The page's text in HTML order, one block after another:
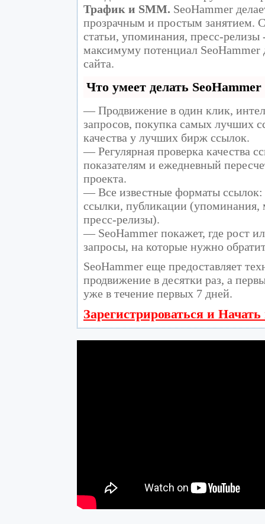
Трафик и SMM. SeoHammer
прозрачным и простым занятием.
статьи, упоминания, пресс-релизы
максимуму потенциал SeoHammer
сайта.
Что умеет делать SeoHammer
— Продвижение в один клик,
запросов, покупка самых лучших
качества у лучших бирж ссылок.
— Регулярная проверка качества
показателям и ежедневный
проекта.
— Все известные форматы ссылок:
ссылки, публикации (упоминания,
пресс-релизы).
— SeoHammer покажет, где рост
запросы, на которые нужно
SeoHammer еще предоставляет
продвижение в десятки раз, а
уже в течение первых 7 дней.
Зарегистрироваться и